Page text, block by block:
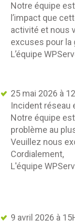
Notre équipe
l’impact que
activité et nous
excuses pour la
L’équipe
25 mai 2026 à
Incident réseau
Notre équipe
problème au
Veuillez nous
Cordialement,
L'équipe
9 avril 2026 à